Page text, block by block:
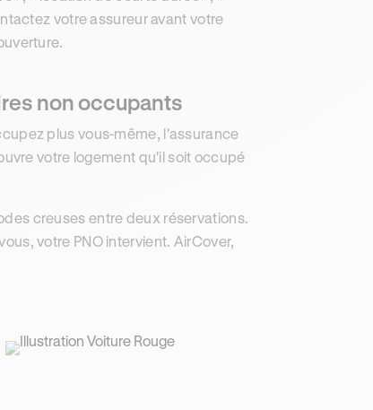
votre assureur avant votre
non occupants
plus vous-même, l'assurance
votre logement qu'il soit occupé
creuses entre deux réservations.
votre PNO intervient. AirCover,